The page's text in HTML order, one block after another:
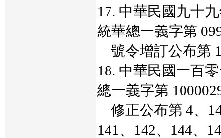
17. 中華民國九十
統華總一義字第
號令增訂公布第
18. 中華民國一百
總一義字第
修正公布第 4、
141、142、144、